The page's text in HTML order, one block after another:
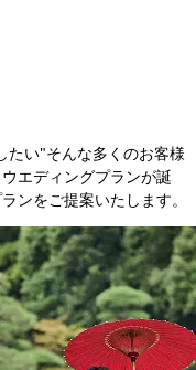
たい"そんな多くのお客様
エディングプランが誕
ンをご提案いたします。